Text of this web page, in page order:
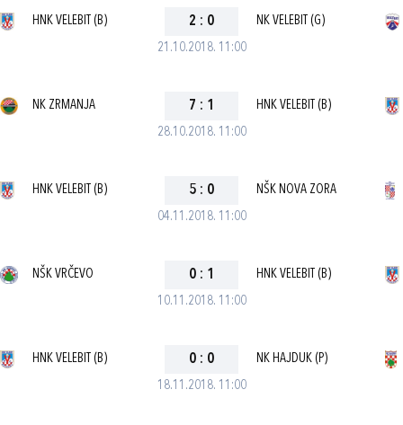
21.10.2018. 11:00
HNK VELEBIT (B) 2 : 0 NK VELEBIT (G)
28.10.2018. 11:00
NK ZRMANJA 7 : 1 HNK VELEBIT (B)
04.11.2018. 11:00
HNK VELEBIT (B) 5 : 0 NŠK NOVA ZORA
10.11.2018. 11:00
NŠK VRČEVO 0 : 1 HNK VELEBIT (B)
18.11.2018. 11:00
HNK VELEBIT (B) 0 : 0 NK HAJDUK (P)